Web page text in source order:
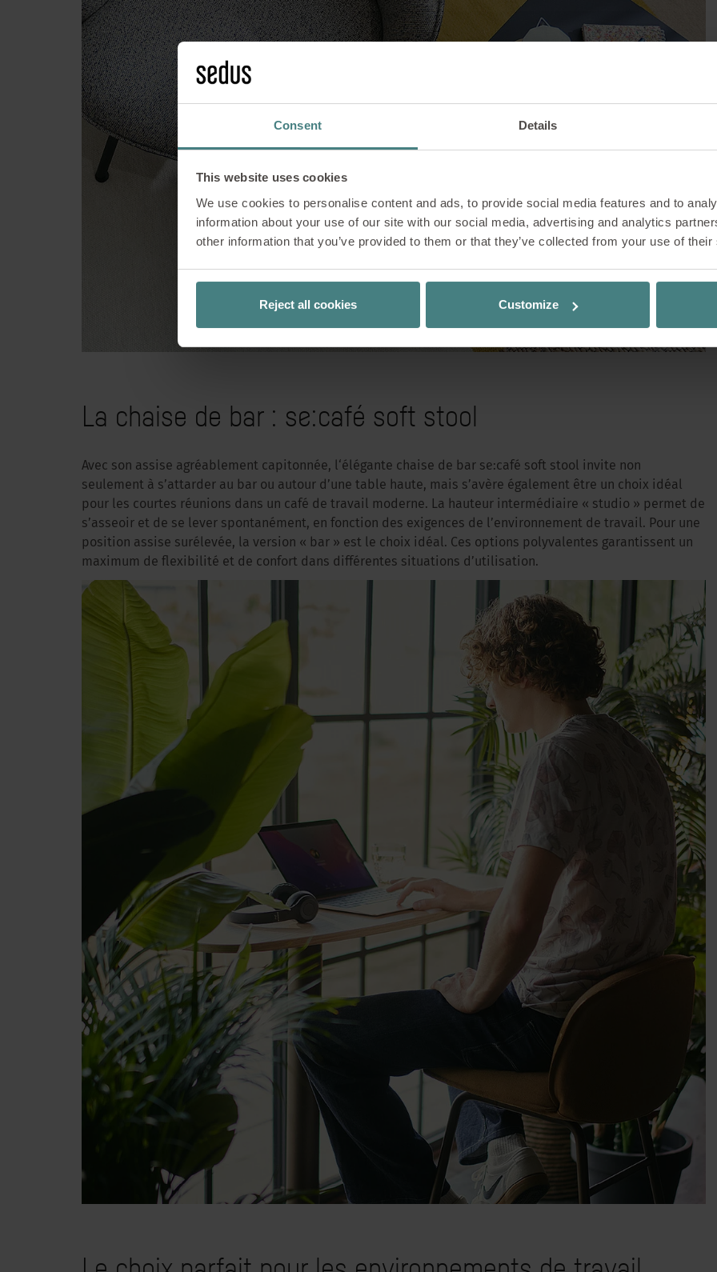
Consent Details
This website uses cookies
We use cookies to personalise content and ads, to provide social media features and to
information about your use of our site with our social media, advertising and analytics
other information that you’ve provided to them or that they’ve collected from your use of
Reject all cookies Customize
SOLUTIONS |03/01/2025
New Arrivals : une famille de
entièrement capitonnées
atmosphère
Dans le cadre des New Arrivals, le concept Sedus Smart Café a
première fois à Orgatec 2024. Il allie fonctionnalité et
apporte une réponse moderne aux exigences changeantes des
en matière de confort et d’esthétique dans les cafés de travail, les
La chaise de bar : se:café soft stool
Avec son assise agréablement capitonnée, l‘élégante chaise de bar se:café soft stool invite non
seulement à s’attarder au bar ou autour d’une table haute, mais s’avère également être un choix idéal
pour les courtes réunions dans un café de travail moderne. La hauteur intermédiaire « studio » permet de
s’asseoir et de se lever spontanément, en fonction des exigences de l’environnement de travail. Pour une
position assise surélevée, la version « bar » est le choix idéal. Ces options polyvalentes garantissent un
maximum de flexibilité et de confort dans différentes situations d’utilisation.